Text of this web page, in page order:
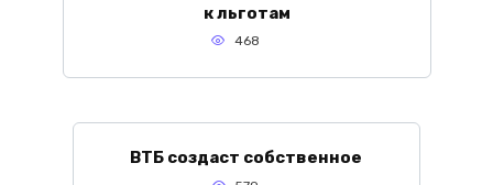
к льготам
468
ВТБ создаст собственное